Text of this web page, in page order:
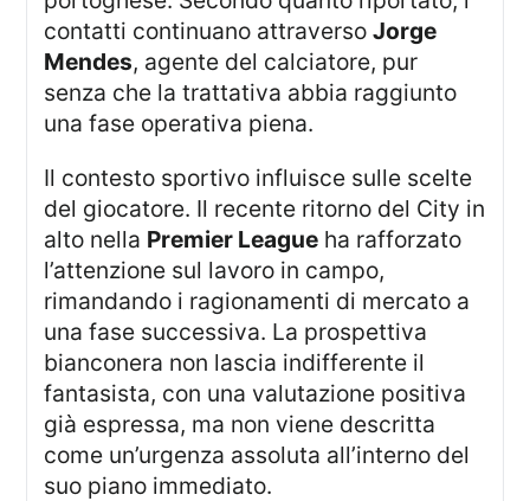
contatti continuano attraversoJorge
Mendes, agente del calciatore, pur
senza che la trattativa abbia raggiunto
una fase operativa piena.
Il contesto sportivo influisce sulle scelte
del giocatore. Il recente ritorno del City in
alto nella Premier League ha rafforzato
l’attenzione sul lavoro in campo,
rimandando i ragionamenti di mercato a
una fase successiva. La prospettiva
bianconera non lascia indifferente il
fantasista, con una valutazione positiva
già espressa, ma non viene descritta
come un’urgenza assoluta all’interno del
suo piano immediato.